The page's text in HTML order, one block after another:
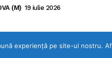
(M) 19 iulie 2026
©Toate drepturile
experiență pe site-ul nostru.